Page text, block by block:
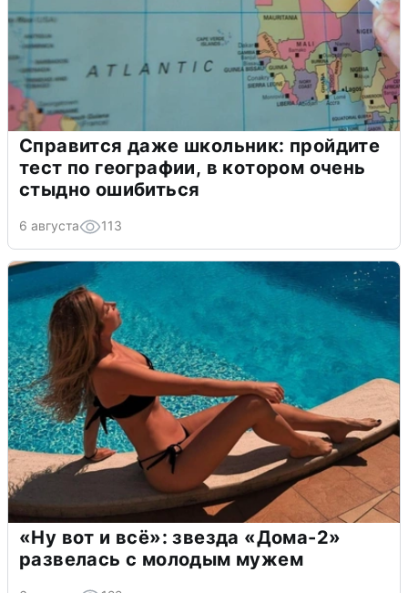
Справится даже школьник: пройдите
тест по географии, в котором очень
стыдно ошибиться
6 августа 113
«Ну вот и всё»: звезда «Дома-2»
развелась с молодым мужем